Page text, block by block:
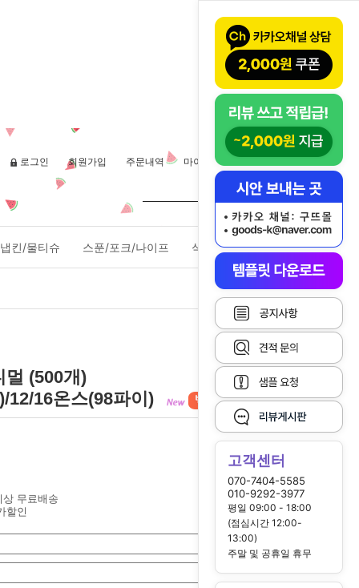
고객센터
070-7404-5585
010-9292-3977
평일 09:00 - 18:00
(점심시간 12:00-
13:00)
주말 및 공휴일 휴무
로그인 회원가입 주문내역 마이페이지
냅킨/물티슈 스푼/포크/나이프 식품포장용기
멀 (500개)
12/16온스(98파이)
무료배송
할인